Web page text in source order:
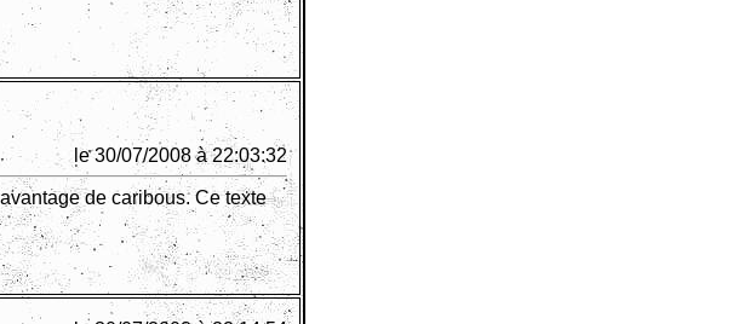
le 30/07/2008 à 22:03:32
de caribous. Ce texte